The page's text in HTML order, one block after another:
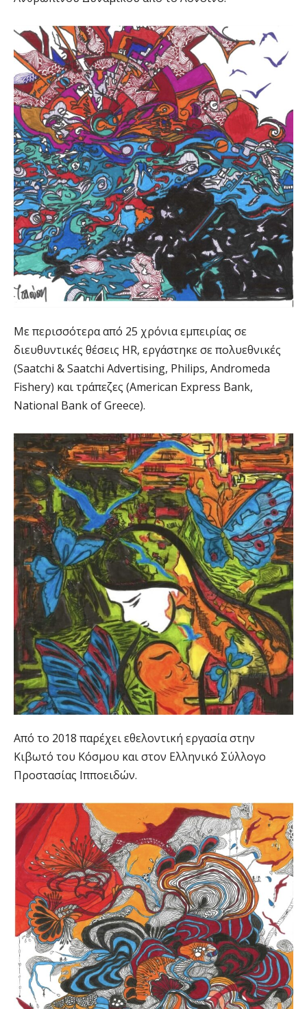
Με περισσότερα από 25 χρόνια εμπειρίας σε
διευθυντικές θέσεις HR, εργάστηκε σε πολυεθνικές
(Saatchi & Saatchi Advertising, Philips, Andromeda
Fishery) και τράπεζες (American Express Bank,
National Bank of Greece).
Από το 2018 παρέχει εθελοντική εργασία στην
Κιβωτό του Κόσμου και στον Ελληνικό Σύλλογο
Προστασίας Ιπποειδών.